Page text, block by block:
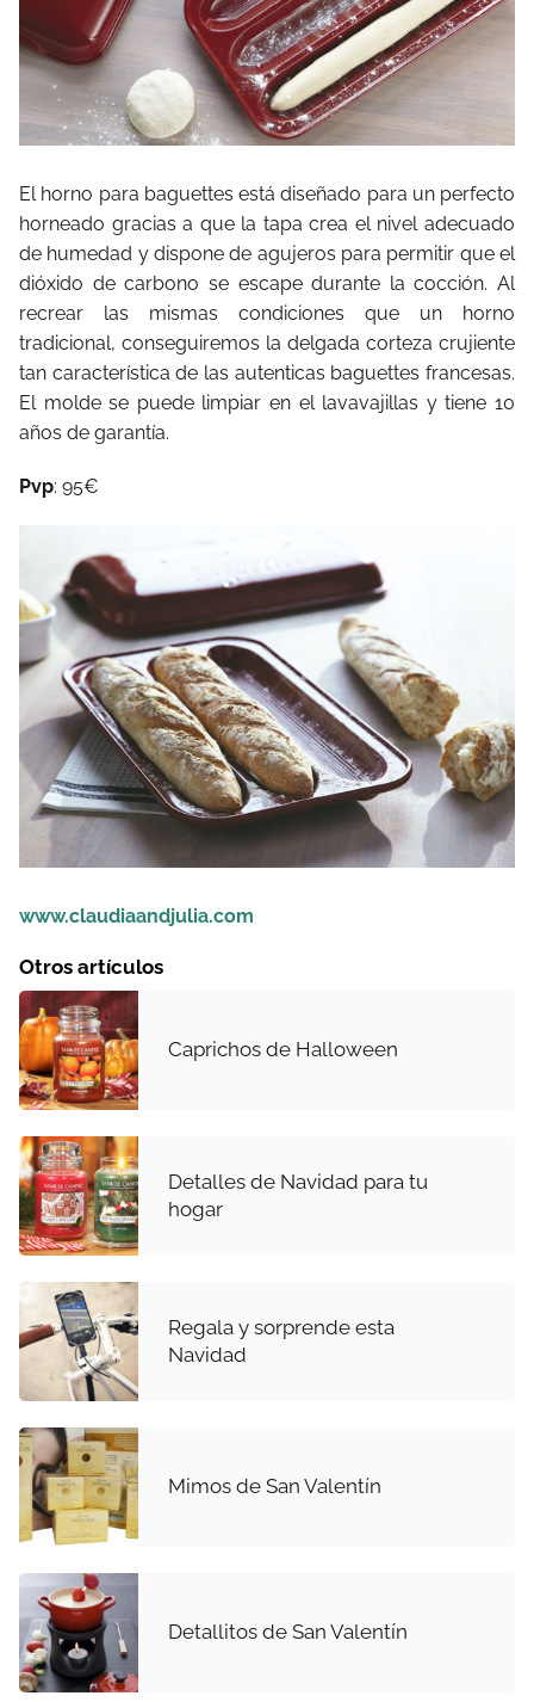
El horno para baguettes está diseñado para un perfecto
horneado gracias a que la tapa crea el nivel adecuado
de humedad y dispone de agujeros para permitir que el
dióxido de carbono se escape durante la cocción. Al
recrear las mismas condiciones que un horno
tradicional, conseguiremos la delgada corteza crujiente
tan característica de las autenticas baguettes francesas.
El molde se puede limpiar en el lavavajillas y tiene 10
años de garantía.
Pvp: 95€
www.claudiaandjulia.com
Otros artículos
Caprichos de Halloween
Detalles de Navidad para tu
hogar
Regala y sorprende esta
Navidad
Mimos de San Valentín
Detallitos de San Valentín